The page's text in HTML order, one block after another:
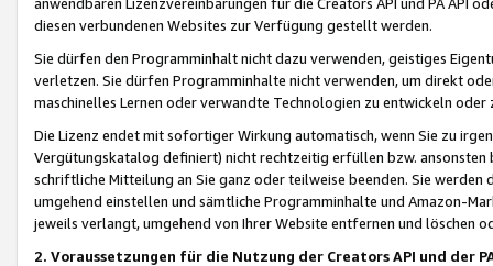
diesen verbundenen Websites zur Verfügung gestellt werden.
Sie dürfen den Programminhalt nicht dazu verwenden, geistiges
verletzen. Sie dürfen Programminhalte nicht verwenden, um direkt
maschinelles Lernen oder verwandte Technologien zu entwickeln
Die Lizenz endet mit sofortiger Wirkung automatisch, wenn Sie zu
Vergütungskatalog definiert) nicht rechtzeitig erfüllen bzw. ansonsten
schriftliche Mitteilung an Sie ganz oder teilweise beenden. Sie werden
umgehend einstellen und sämtliche Programminhalte und Amazon-
jeweils verlangt, umgehend von Ihrer Website entfernen und löschen
2. Voraussetzungen für die Nutzung der Creators API und der